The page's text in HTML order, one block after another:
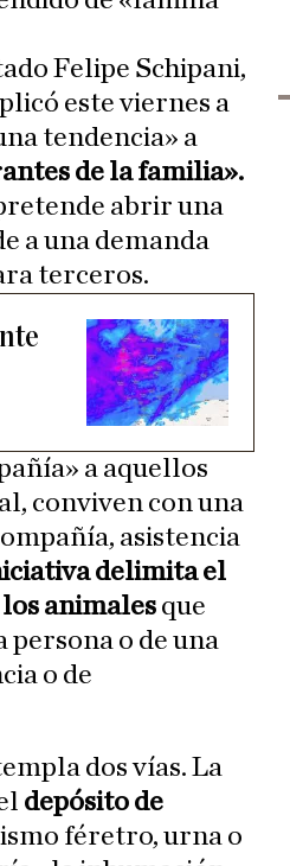
Felipe Schipani,
este viernes a
tendencia» a
de la familia».
abrir una
a una demanda
terceros.
a aquellos
conviven con una
asistencia
delimita el
animales que
o de una
o de
dos vías. La
depósito de
féretro, urna o